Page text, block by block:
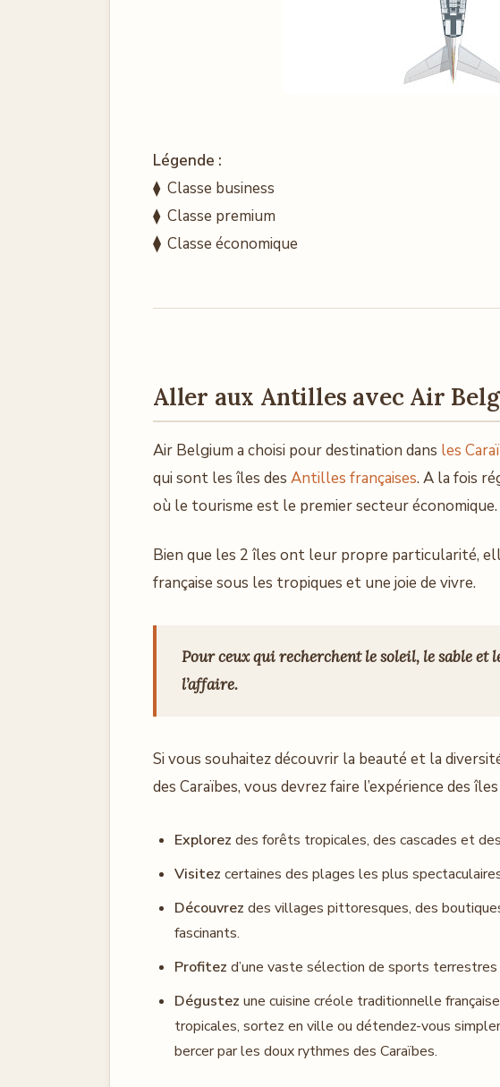
Légende :
⧫ Classe business
⧫ Classe premium
⧫Classe économique
Aller aux Antilles avec Air
Air Belgium a choisi pour destination dans les
qui sont les îles des Antilles françaises. A la fois
où le tourisme est le premier secteur économique.
Bien que les 2 îles ont leur propre particularité,
française sous les tropiques et une joie de vivre.
Pour ceux qui recherchent le soleil, le sable et
l’affaire.
Si vous souhaitez découvrir la beauté et la
des Caraïbes, vous devrez faire l’expérience des
Explorez des forêts tropicales, des cascades et
Visitez certaines des plages les plus
Découvrez des villages pittoresques, des
fascinants.
Profitez d’une vaste sélection de sports
Dégustez une cuisine créole traditionnelle
tropicales, sortez en ville ou détendez-vous
bercer par les doux rythmes des Caraïbes.